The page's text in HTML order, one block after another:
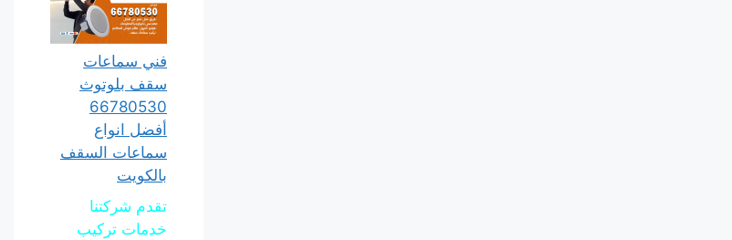
فني سماعات
سقف بلوتوث
66780530
أفضل انواع
سماعات السقف
بالكويت
تقدم شركتنا
خدمات تركيب